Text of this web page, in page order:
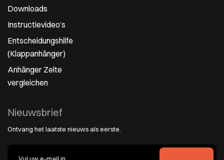
Downloads
Instructievideo’s
Entscheidungshilfe
(Klappanhänger)
Anhänger Zelte
vergleichen
Nieuwsbrief
Ontvang het laatste nieuws als eerste.